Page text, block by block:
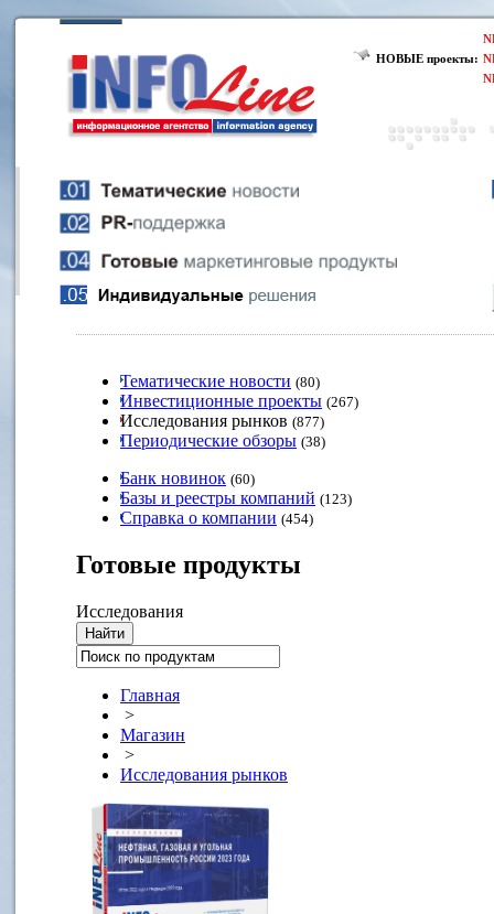
НОВЫЕ проекты:
Тематические новости (80)
Инвестиционные проекты (267)
Исследования рынков (877)
Периодические обзоры (38)
Банк новинок (60)
Базы и реестры компаний (123)
Справка о компании (454)
Готовые продукты
Исследования
Главная
>
Магазин
>
Исследования рынков